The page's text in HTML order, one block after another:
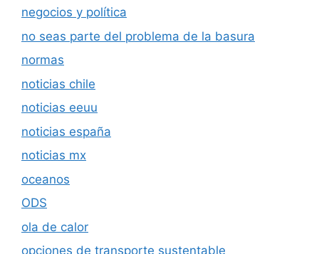
negocios y política
no seas parte del problema de la basura
normas
noticias chile
noticias eeuu
noticias españa
noticias mx
oceanos
ODS
ola de calor
opciones de transporte sustentable